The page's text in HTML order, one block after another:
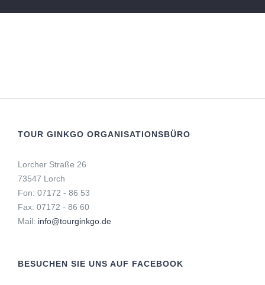
TOUR GINKGO ORGANISATIONSBÜRO
Lorcher Straße 26
73547 Lorch
Fon: 07172 - 86 53
Fax: 07172 - 86 60
Mail: info@tourginkgo.de
BESUCHEN SIE UNS AUF FACEBOOK